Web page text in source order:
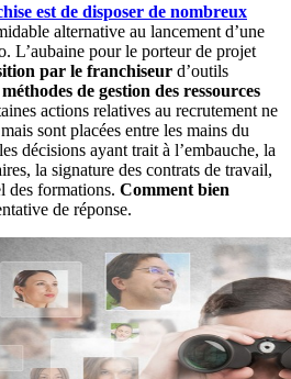
est de disposer de nombreux
alternative au lancement d’une
L’aubaine pour le porteur de projet
par le franchiseur d’outils
méthodes de gestion des ressources
actions relatives au recrutement ne
sont placées entre les mains du
décisions ayant trait à l’embauche, la
la signature des contrats de travail,
des formations. Comment bien
de réponse.